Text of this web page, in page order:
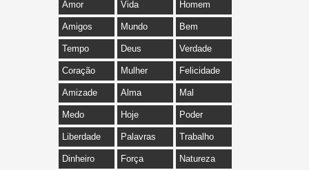
Amor Vida Homem
Amigos Mundo Bem
Tempo Deus Verdade
Coração Mulher Felicidade
Amizade Alma Mal
Medo Hoje Poder
Liberdade Palavras Trabalho
Dinheiro Força Natureza